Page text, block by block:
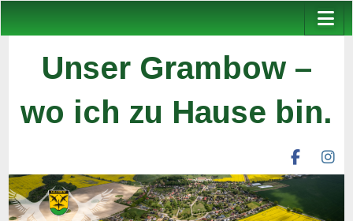
Unser Grambow –
wo ich zu Hause bin.
unser
ev